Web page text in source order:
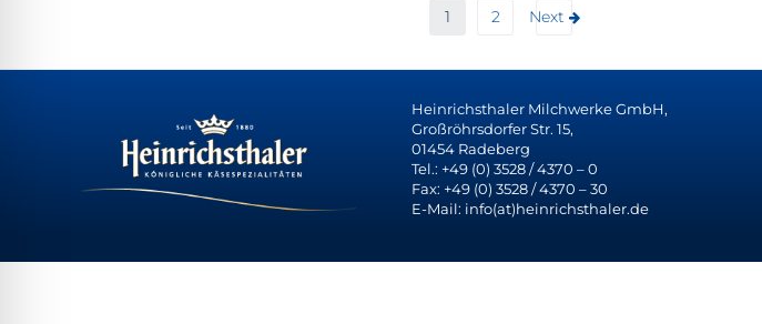
1 2 Next
Heinrichsthaler Milchwerke GmbH,
Großröhrsdorfer Str. 15,
01454 Radeberg
Tel.: +49 (0) 3528 / 4370 – 0
Fax: +49 (0) 3528 / 4370 – 30
E-Mail: info(at)heinrichsthaler.de